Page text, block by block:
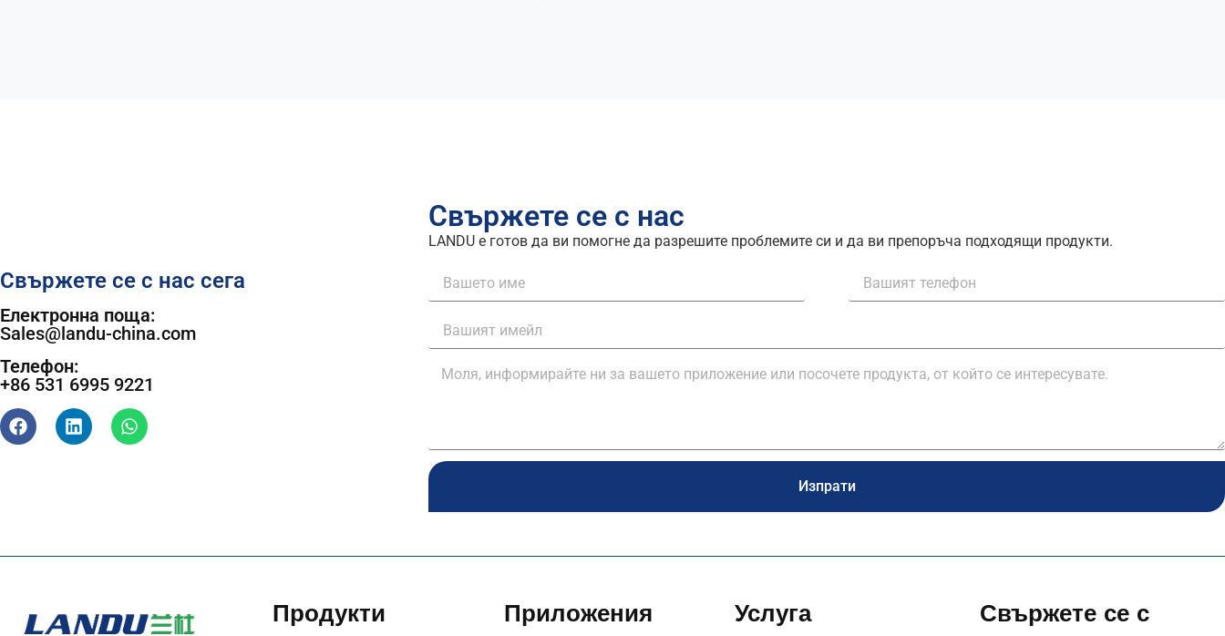
Свържете се с нас сега
Електронна поща:
Sales@landu-china.com
Телефон:
+86 531 6995 9221
Свържете се с нас
LANDU е готов да ви помогне да разрешите проблемите си и да ви препоръча подходящи продукти.
Изпрати
Продукти Приложения Услуга Свържете се с